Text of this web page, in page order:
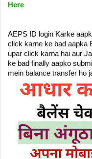
Here
AEPS ID login Karke
click karne ke bad aapka
upar click karna hai aur
ke bad finally aapko
mein balance transfer ho